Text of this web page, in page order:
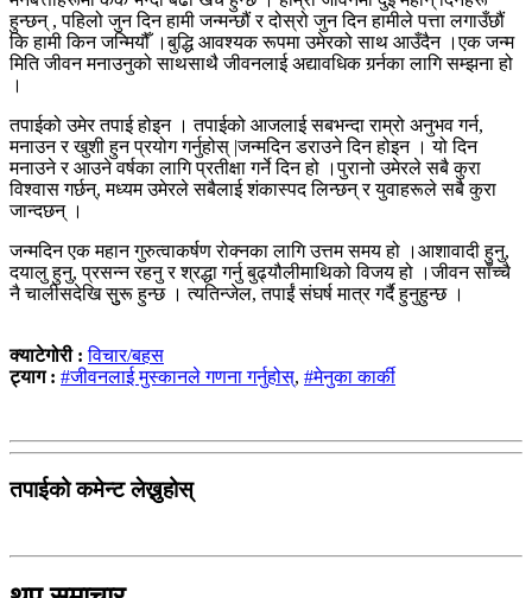
हुन्छन् , पहिलो जुन दिन हामी जन्मन्छौं र दोस्रो जुन दिन हामीले पत्ता लगाउँछौं
कि हामी किन जन्मियौँ ।बुद्धि आवश्यक रूपमा उमेरको साथ आउँदैन ।एक जन्म
मिति जीवन मनाउनुको साथसाथै जीवनलाई अद्यावधिक गर्र्नका लागि सम्झना हो
।
तपाईको उमेर तपाई होइन । तपाईको आजलाई सबभन्दा राम्रो अनुभव गर्न,
मनाउन र खुशी हुन प्रयोग गर्नुहोस् |जन्मदिन डराउने दिन होइन । यो दिन
मनाउने र आउने वर्षका लागि प्रतीक्षा गर्ने दिन हो ।पुरानो उमेरले सबै कुरा
विश्वास गर्छन्, मध्यम उमेरले सबैलाई शंकास्पद लिन्छन् र युवाहरूले सबै कुरा
जान्दछन् ।
जन्मदिन एक महान गुरुत्वाकर्षण रोक्नका लागि उत्तम समय हो ।आशावादी हुनु,
दयालु हुनु, प्रसन्न रहनु र श्रद्धा गर्नु बुढ्यौलीमाथिको विजय हो ।जीवन साँच्चै
नै चालीसदेखि सुुरू हुन्छ । त्यतिन्जेल, तपाईं संघर्ष मात्र गर्दै हुनुहुन्छ ।
क्याटेगोरी :विचार/बहस
ट्याग : #जीवनलाई मुस्कानले गणना गर्नुहोस्, #मेनुका कार्की
तपाईको कमेन्ट लेख्नुहोस्